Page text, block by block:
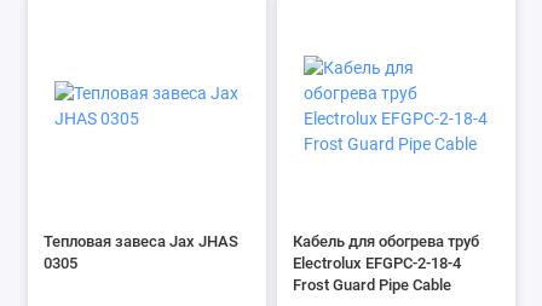
Тепловая завеса Jax JHAS
0305
Кабель для обогрева труб
Electrolux EFGPC-2-18-4
Frost Guard Pipe Cable